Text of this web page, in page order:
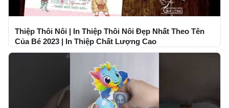
Thiệp Thôi Nôi | In Thiệp Thôi Nôi Đẹp Nhất Theo Tên
Của Bé 2023 | In Thiệp Chất Lượng Cao